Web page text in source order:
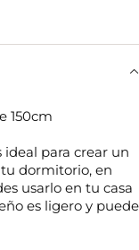
150cm
ideal para crear un
dormitorio, en
usarlo en tu casa
es ligero y puede